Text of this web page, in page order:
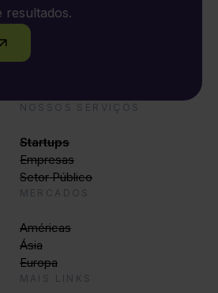
resultados.
NOSSOS SERVIÇOS
Startups
Empresas
Setor Público
MERCADOS
Américas
Ásia
Europa
MAIS LINKS